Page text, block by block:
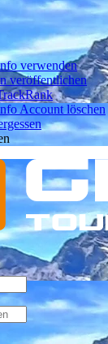
verwenden
veröffentlichen
Account löschen